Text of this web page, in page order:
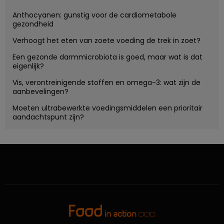
Anthocyanen: gunstig voor de cardiometabole
gezondheid
Verhoogt het eten van zoete voeding de trek in zoet?
Een gezonde darmmicrobiota is goed, maar wat is dat
eigenlijk?
Vis, verontreinigende stoffen en omega-3: wat zijn de
aanbevelingen?
Moeten ultrabewerkte voedingsmiddelen een prioritair
aandachtspunt zijn?